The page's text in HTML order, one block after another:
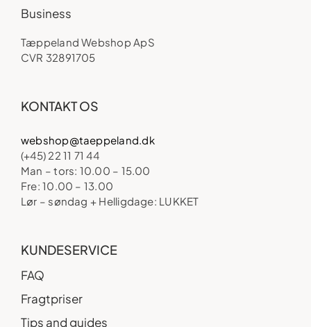
Business
Tæppeland Webshop ApS
CVR 32891705
KONTAKT OS
webshop@taeppeland.dk
(+45) 22 11 71 44
Man – tors: 10.00 – 15.00
Fre: 10.00 – 13.00
Lør – søndag + Helligdage: LUKKET
KUNDESERVICE
FAQ
Fragtpriser
Tips and guides